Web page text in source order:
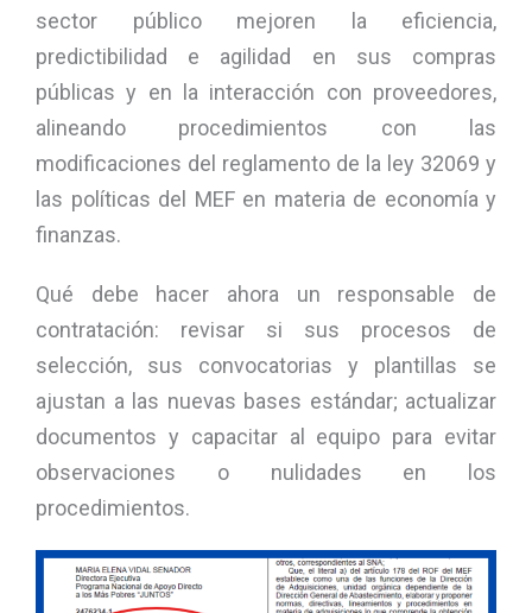
sector público mejoren la eficiencia,
predictibilidad e agilidad en sus compras
públicas y en la interacción con proveedores,
alineando procedimientos con las
modificaciones del reglamento de la ley 32069 y
las políticas del MEF en materia de economía y
finanzas.
Qué debe hacer ahora un responsable de
contratación: revisar si sus procesos de
selección, sus convocatorias y plantillas se
ajustan a las nuevas bases estándar; actualizar
documentos y capacitar al equipo para evitar
observaciones o nulidades en los
procedimientos.